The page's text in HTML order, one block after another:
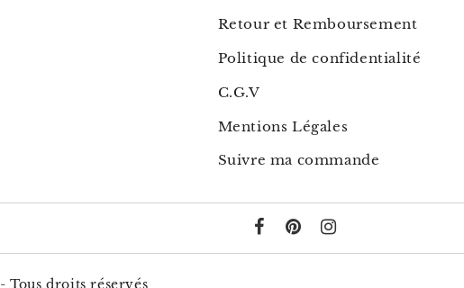
Retour et Remboursement
Politique de confidentialité
C.G.V
Mentions Légales
Suivre ma commande
- Tous droits réservés